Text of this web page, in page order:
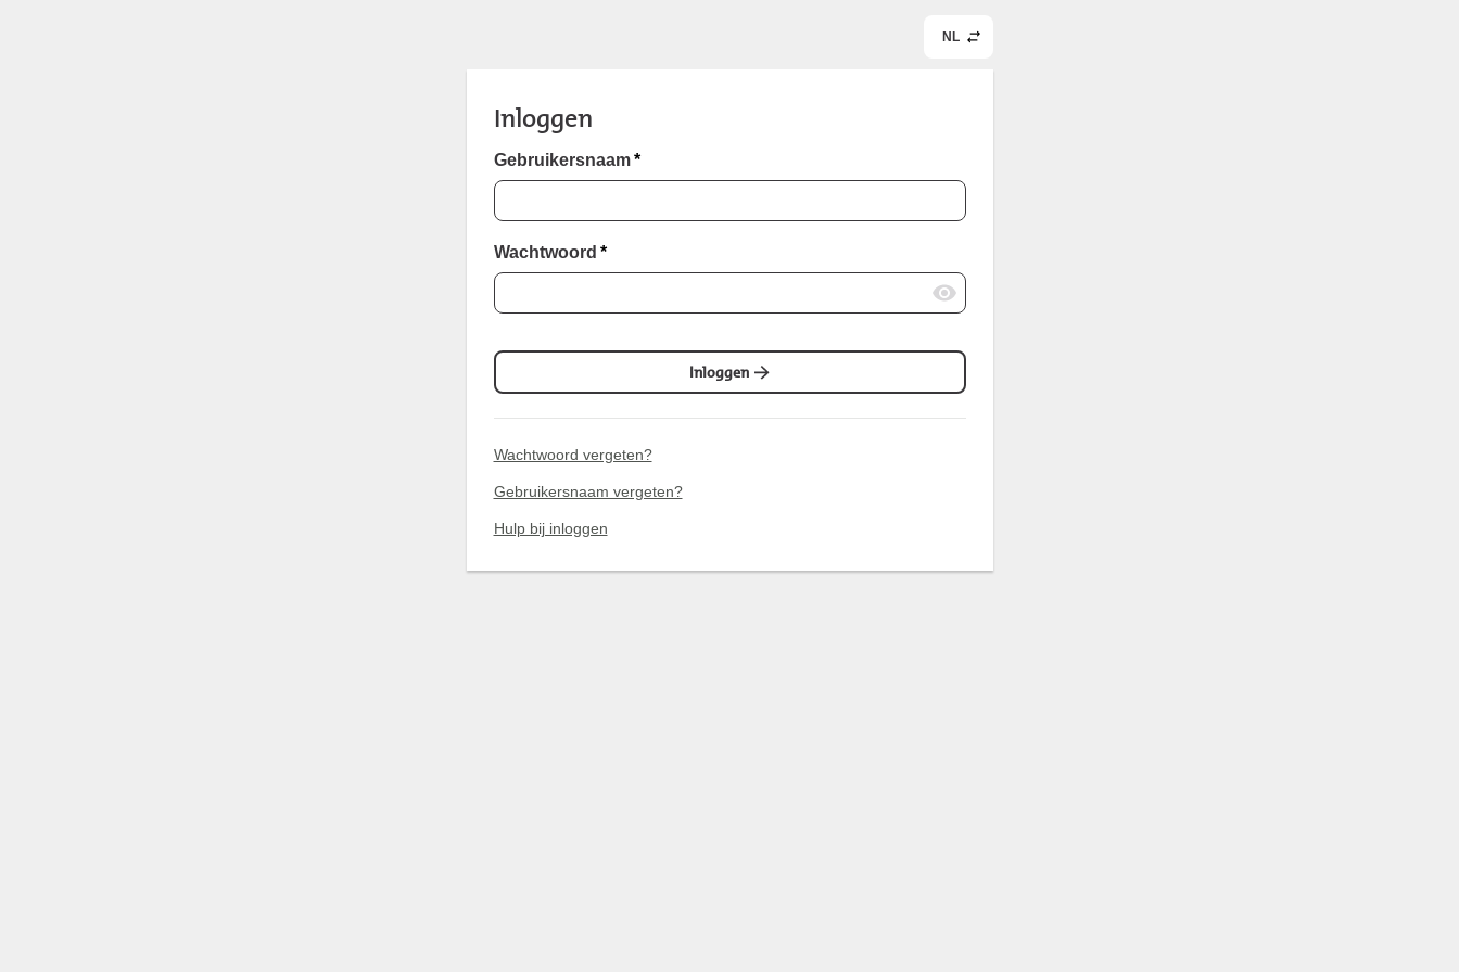
NL
Inloggen
Gebruikersnaam *
Wachtwoord *
Inloggen
Wachtwoord vergeten?
Gebruikersnaam vergeten?
Hulp bij inloggen